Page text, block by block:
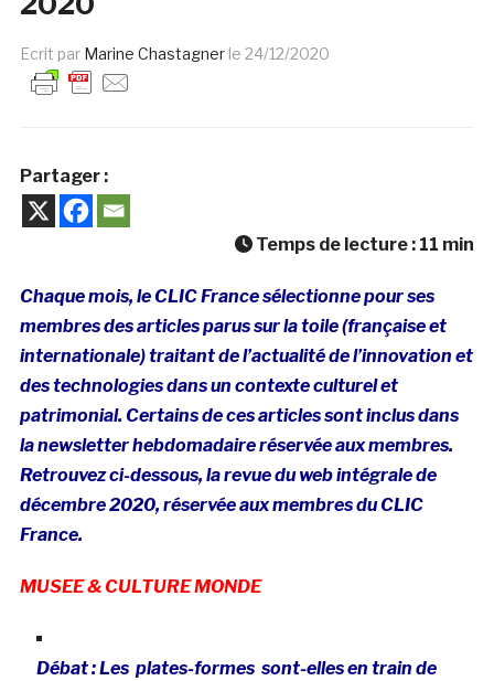
Ecrit par Marine Chastagner le 24/12/2020
Partager :
Temps de lecture : 11 min
Chaque mois, le CLIC France sélectionne pour ses
membres des articles parus sur la toile (française et
internationale) traitant de l’actualité de l’innovation et
des technologies dans un contexte culturel et
patrimonial. Certains de ces articles sont inclus dans
la newsletter hebdomadaire réservée aux membres.
Retrouvez ci-dessous, la revue du web intégrale de
décembre 2020, réservée aux membres du CLIC
France.
MUSEE & CULTURE MONDE
Débat : Les plates-formes sont-ellesen train de